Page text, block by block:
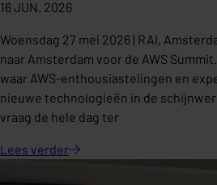
16 JUN. 2026
Woensdag 27 mei 2026 | RAI,
naar Amsterdam voor de AWS
waar AWS-enthousiastelingen en
nieuwe technologieën in de
vraag de hele dag ter
Lees verder